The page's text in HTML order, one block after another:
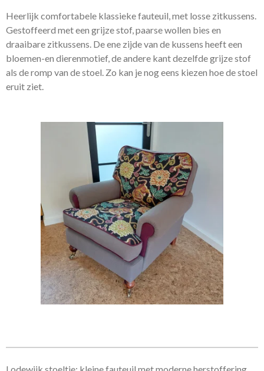
Heerlijk comfortabele klassieke fauteuil, met losse zitkussens.
Gestoffeerd met een grijze stof, paarse wollen bies en
draaibare zitkussens. De ene zijde van de kussens heeft een
bloemen-en dierenmotief, de andere kant dezelfde grijze stof
als de romp van de stoel. Zo kan je nog eens kiezen hoe de stoel
eruit ziet.